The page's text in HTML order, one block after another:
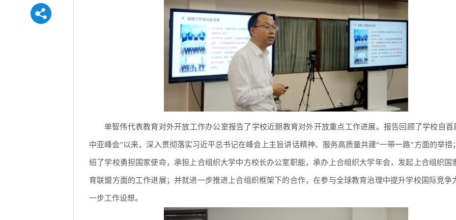
单智伟代表教育对外开放工作办公室报告了学校近期教育对外开放重点工作进展。报告回顾了学校自首
中亚峰会”以来，深入贯彻落实习近平总书记在峰会上主旨讲话精神、服务高质量共建“一带一路”方面的举措
绍了学校勇担国家使命，承担上合组织大学中方校长办公室职能，承办上合组织大学年会，发起上合组织国
育联盟方面的工作进展；并就进一步推进上合组织框架下的合作，在参与全球教育治理中提升学校国际竞争
一步工作设想。